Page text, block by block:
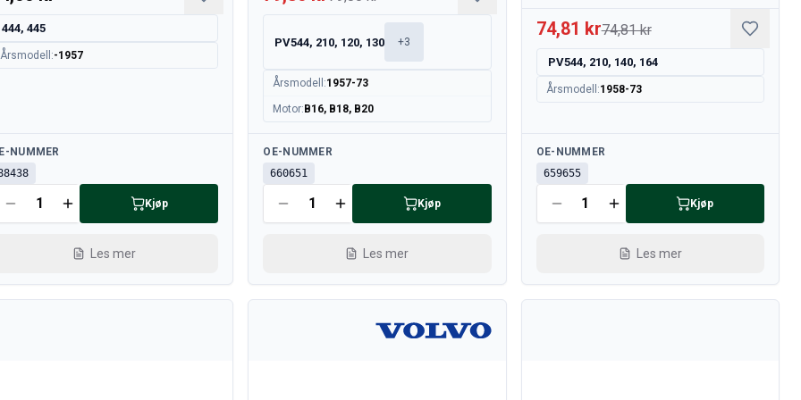
444, 445
Årsmodell :-1957
NUMMER
Kjøp
Les mer
PV544, 210, 120, 130 +3
Årsmodell :1957-73
Motor: B16, B18, B20
Tilgjengelig
OE-NUMMER
660651
Kjøp
Les mer
74,81 kr74,81 kr
PV544, 210, 140, 164
Årsmodell :1958-73
Tilgjengelig
OE-NUMMER
659655
Kjøp
Les mer